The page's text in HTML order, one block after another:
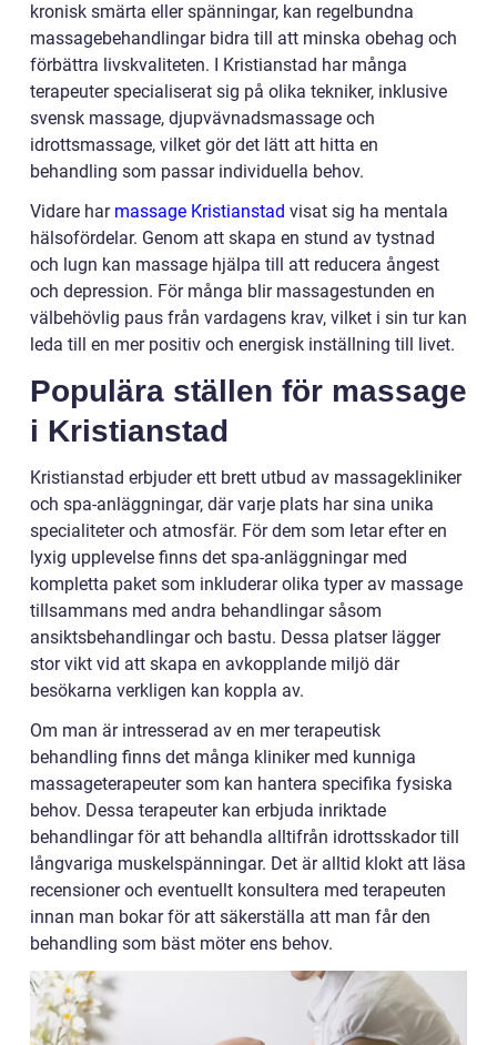
kronisk smärta eller spänningar, kan regelbundna
massagebehandlingar bidra till att minska obehag och
förbättra livskvaliteten. I Kristianstad har många
terapeuter specialiserat sig på olika tekniker, inklusive
svensk massage, djupvävnadsmassage och
idrottsmassage, vilket gör det lätt att hitta en
behandling som passar individuella behov.
Vidare har massage Kristianstad visat sig ha mentala
hälsofördelar. Genom att skapa en stund av tystnad
och lugn kan massage hjälpa till att reducera ångest
och depression. För många blir massagestunden en
välbehövlig paus från vardagens krav, vilket i sin tur kan
leda till en mer positiv och energisk inställning till livet.
Populära ställen för massage
i Kristianstad
Kristianstad erbjuder ett brett utbud av massagekliniker
och spa-anläggningar, där varje plats har sina unika
specialiteter och atmosfär. För dem som letar efter en
lyxig upplevelse finns det spa-anläggningar med
kompletta paket som inkluderar olika typer av massage
tillsammans med andra behandlingar såsom
ansiktsbehandlingar och bastu. Dessa platser lägger
stor vikt vid att skapa en avkopplande miljö där
besökarna verkligen kan koppla av.
Om man är intresserad av en mer terapeutisk
behandling finns det många kliniker med kunniga
massageterapeuter som kan hantera specifika fysiska
behov. Dessa terapeuter kan erbjuda inriktade
behandlingar för att behandla alltifrån idrottsskador till
långvariga muskelspänningar. Det är alltid klokt att läsa
recensioner och eventuellt konsultera med terapeuten
innan man bokar för att säkerställa att man får den
behandling som bäst möter ens behov.